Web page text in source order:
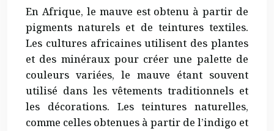
En Afrique, le mauve est obtenu à partir de
pigments naturels et de teintures textiles.
Les cultures africaines utilisent des plantes
et des minéraux pour créer une palette de
couleurs variées, le mauve étant souvent
utilisé dans les vêtements traditionnels et
les décorations. Les teintures naturelles,
comme celles obtenues à partir de l’indigo et